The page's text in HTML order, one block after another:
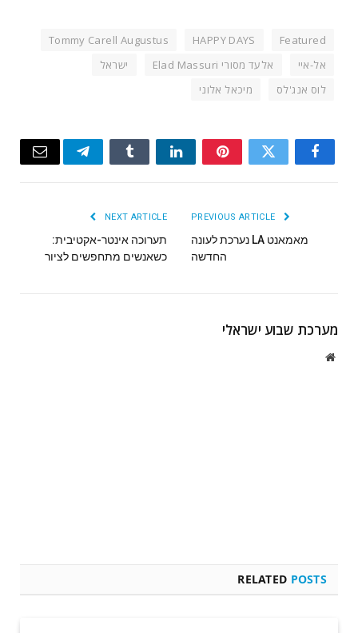
Featured
HAPPY DAYS
Tommy Carell Augustus
אל-איי
אלעד מסורי Elad Massuri
ישראל
לוס אנג'לס
מיכאל אלוני
Facebook
Twitter
Pinterest
LinkedIn
Tumblr
Telegram
Email
מאמאנט LA נערכת לעונה
החדשה
NEXT ARTICLE
תערוכה אינטר-אקטיבית:
כשאנשים מתחפשים לציור
מערכת שבוע ישראלי
Website
RELATED POSTS